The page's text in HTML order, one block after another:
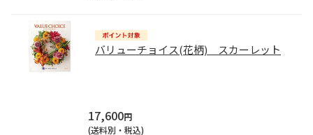
バリューチョイス(花柄) スカーレット
17,600円
(送料別・税込)